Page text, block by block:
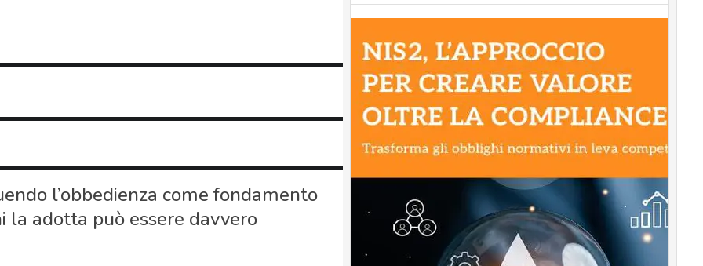
l’obbedienza come fondamento
la adotta può essere davvero